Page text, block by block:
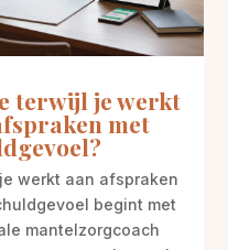
terwijl je werkt
met
werkt aan afspraken
begint met
mantelzorgcoach